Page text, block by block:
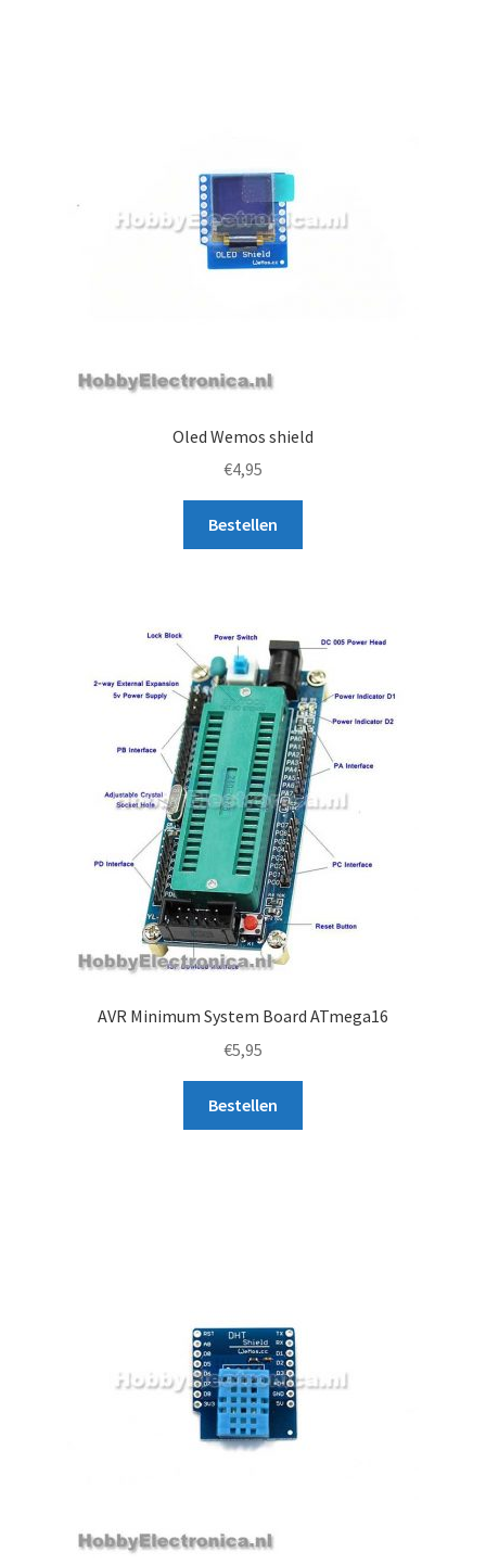
Oled Wemos shield
€4,95
Bestellen
AVR Minimum System Board ATmega16
€5,95
Bestellen